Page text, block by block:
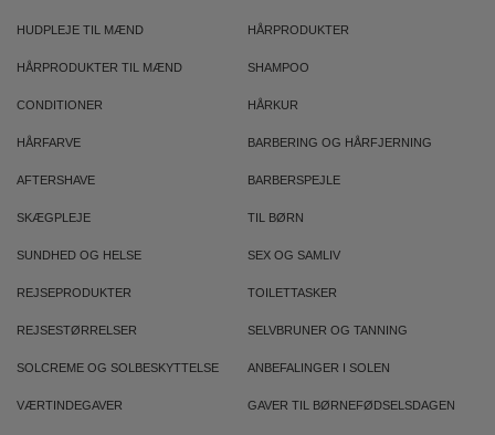
HUDPLEJE TIL MÆND HÅRPRODUKTER
HÅRPRODUKTER TIL MÆND SHAMPOO
CONDITIONER HÅRKUR
HÅRFARVE BARBERING OG HÅRFJERNING
AFTERSHAVE BARBERSPEJLE
SKÆGPLEJE TIL BØRN
SUNDHED OG HELSE SEX OG SAMLIV
REJSEPRODUKTER TOILETTASKER
REJSESTØRRELSER SELVBRUNER OG TANNING
SOLCREME OG SOLBESKYTTELSE ANBEFALINGER I SOLEN
VÆRTINDEGAVER GAVER TIL BØRNEFØDSELSDAGEN